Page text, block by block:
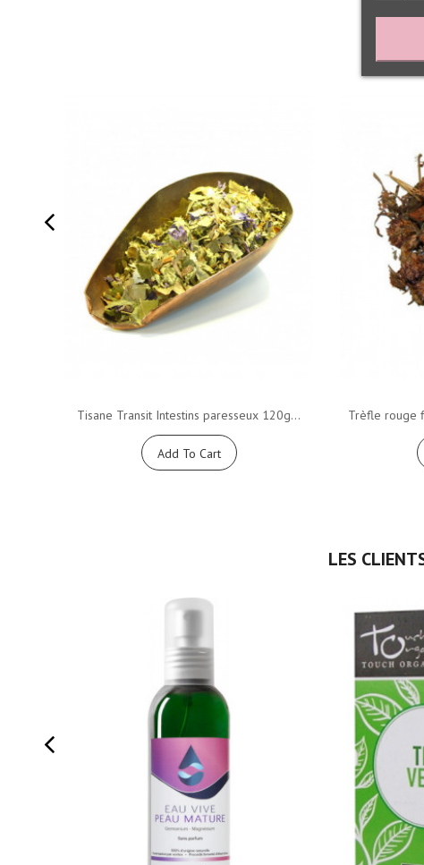
Tisane Transit Intestins paresseux 120g...
Add To Cart
Trèfle rouge
LES